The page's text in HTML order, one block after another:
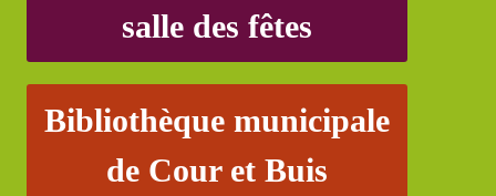
salle des fêtes
Bibliothèque municipale
de Cour et Buis